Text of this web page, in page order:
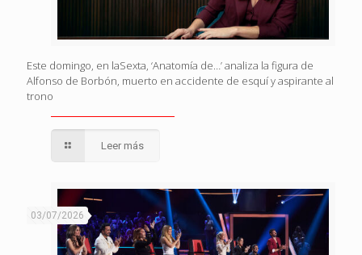
Este domingo, en laSexta, ‘Anatomía de…’ analiza la figura de
Alfonso de Borbón, muerto en accidente de esquí y aspirante al
trono
Leer más
03/07/2026